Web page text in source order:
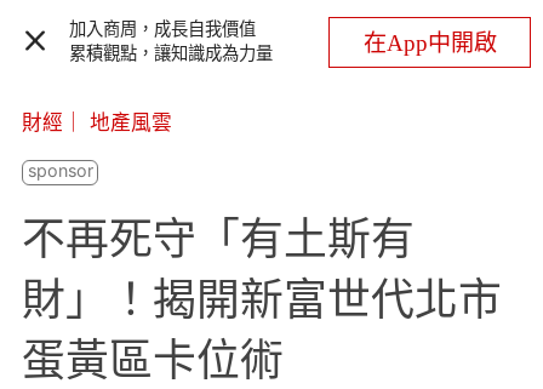
加入商周，成長自我價值
累積觀點，讓知識成為力量
在App中開啟
財經 地產風雲
不再死守「有土斯有
財」！揭開新富世代北市
蛋黃區卡位術